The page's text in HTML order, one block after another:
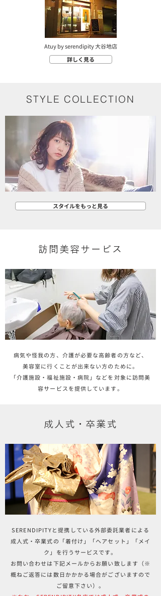
Atuy by serendipity 大谷地店
詳しく見る
STYLE COLLECTION
スタイルをもっと見る
訪問美容サービス
病気や怪我の方、介護が必要な高齢者の方など、
美容室に行くことが出来ない方のために。
「介護施設・福祉施設・病院」などを対象に訪問美
容サービスを提供しています。
成人式・卒業式
SERENDIPITYと提携している外部委託業者による
成人式・卒業式の「着付け」「ヘアセット」「メイ
ク」を行うサービスです。
​お問い合わせは下記メールからお願い致します（※
概ねご返答には数日かかかる場合がございますので
ご留意下さい）。